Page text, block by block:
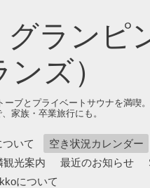
ランピ
ズ）
ブとプライベートサウナを満喫
家族・卒業旅行にも。
いて 空き状況カレンダー
観光案内 最近のお知らせ
について